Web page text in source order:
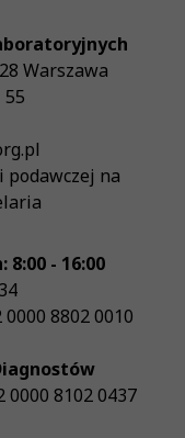
Warszawa
55
na
- 16:00
8802 0010
0000 8102 0437